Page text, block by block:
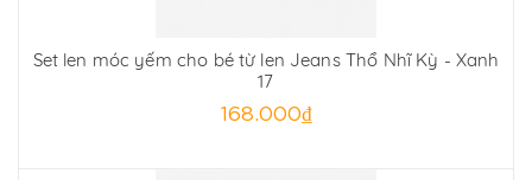
Set len móc yếm cho bé từ len Jeans Thổ Nhĩ Kỳ - Xanh
17
168.000₫